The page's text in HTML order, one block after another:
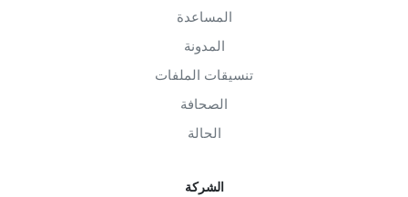
المساعدة
المدونة
تنسيقات الملفات
الصحافة
الحالة
الشركة